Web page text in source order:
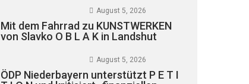
August 5, 2026
Mit dem Fahrrad zu KUNSTWERKEN
von Slavko O B L A K in Landshut
August 5, 2026
ÖDP Niederbayern unterstützt P E T I